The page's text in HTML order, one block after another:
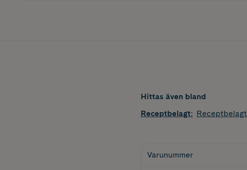
Hittas även bland
Receptbelagt: Receptbelagt
Varunummer